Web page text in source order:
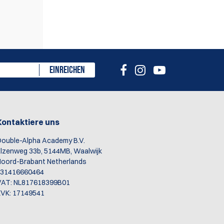
EINREICHEN
uns
Alpha Academy B.V.
33b, 5144MB, Waalwijk
Brabant Netherlands
NL817618399B01
17149541